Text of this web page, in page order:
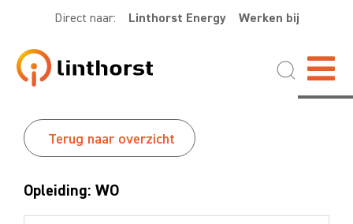
Direct naar: Linthorst Energy Werken bij
Terug naar overzicht
Opleiding: WO